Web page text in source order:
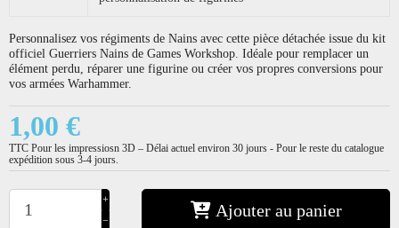
Personnalisez vos régiments de Nains avec cette pièce détachée issue du kit
officiel Guerriers Nains de Games Workshop. Idéale pour remplacer un
élément perdu, réparer une figurine ou créer vos propres conversions pour
vos armées Warhammer.
1,00 €
TTC Pour les impressiosn 3D – Délai actuel environ 30 jours - Pour le reste du catalogue
expédition sous 3-4 jours.
+
−
Ajouter au panier